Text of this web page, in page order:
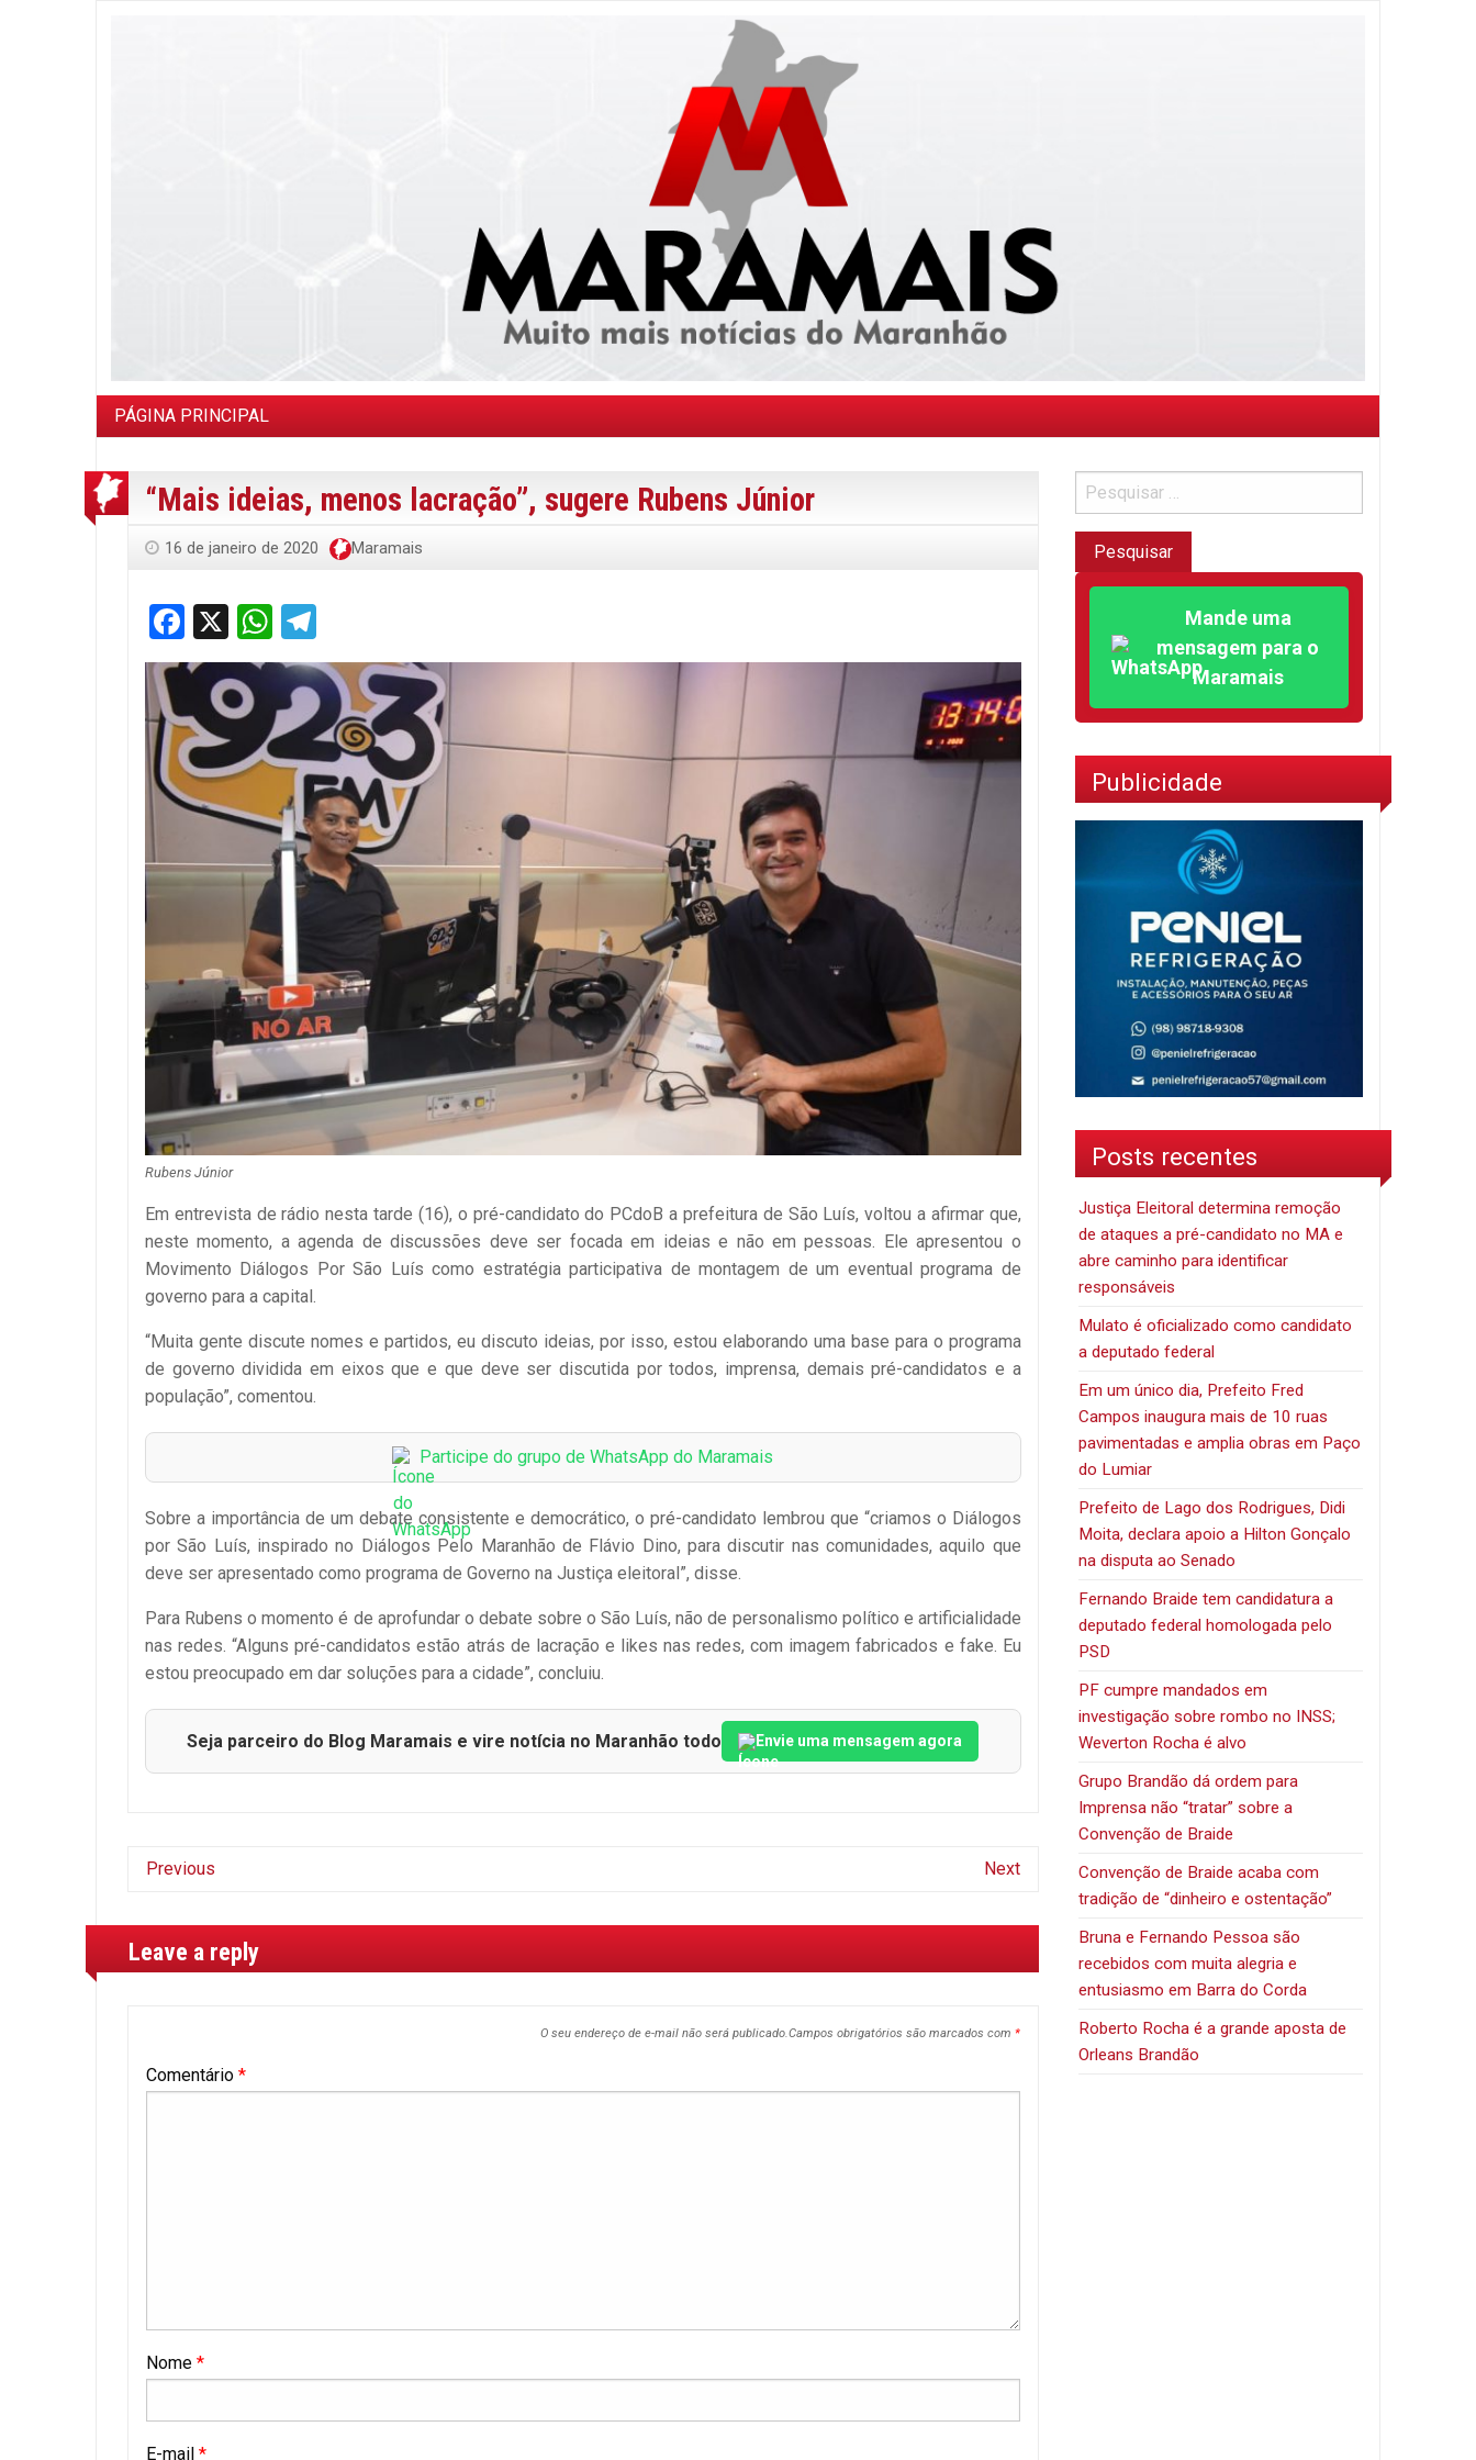
PÁGINA PRINCIPAL
“Mais ideias, menos lacração”, sugere Rubens Júnior
16 de janeiro de 2020 Maramais
Facebook
X WhatsApp
Rubens Júnior
Em entrevista de rádio nesta tarde (16), o pré-candidato do PCdoB a prefeitura de São Luís, voltou a afirmar que,
neste momento, a agenda de discussões deve ser focada em ideias e não em pessoas. Ele apresentou o
Movimento Diálogos Por São Luís como estratégia participativa de montagem de um eventual programa de
governo para a capital.
“Muita gente discute nomes e partidos, eu discuto ideias, por isso, estou elaborando uma base para o programa
de governo dividida em eixos que e que deve ser discutida por todos, imprensa, demais pré-candidatos e a
população”, comentou.
Participe do grupo de WhatsApp do Maramais
Sobre a importância de um debate consistente e democrático, o pré-candidato lembrou que “criamos o Diálogos
por São Luís, inspirado no Diálogos Pelo Maranhão de Flávio Dino, para discutir nas comunidades, aquilo que
deve ser apresentado como programa de Governo na Justiça eleitoral”, disse.
Para Rubens o momento é de aprofundar o debate sobre o São Luís, não de personalismo político e artificialidade
nas redes. “Alguns pré-candidatos estão atrás de lacração e likes nas redes, com imagem fabricados e fake. Eu
estou preocupado em dar soluções para a cidade”, concluiu.
Seja parceiro do Blog Maramais e vire notícia no Maranhão todo Envie uma mensagem agora
Previous Next
Leave a reply
O seu endereço de e-mail não será publicado.Campos obrigatórios são marcados com *
Comentário *
Nome *
E-mail *
Mande uma
mensagem para o
Maramais
Publicidade
Posts recentes
Justiça Eleitoral determina remoção
de ataques a pré-candidato no MA e
abre caminho para identificar
responsáveis
Mulato é oficializado como candidato
a deputado federal
Em um único dia, Prefeito Fred
Campos inaugura mais de 10 ruas
pavimentadas e amplia obras em Paço
do Lumiar
Prefeito de Lago dos Rodrigues, Didi
Moita, declara apoio a Hilton Gonçalo
na disputa ao Senado
Fernando Braide tem candidatura a
deputado federal homologada pelo
PSD
PF cumpre mandados em
investigação sobre rombo no INSS;
Weverton Rocha é alvo
Grupo Brandão dá ordem para
Imprensa não “tratar” sobre a
Convenção de Braide
Convenção de Braide acaba com
tradição de “dinheiro e ostentação”
Bruna e Fernando Pessoa são
recebidos com muita alegria e
entusiasmo em Barra do Corda
Roberto Rocha é a grande aposta de
Orleans Brandão